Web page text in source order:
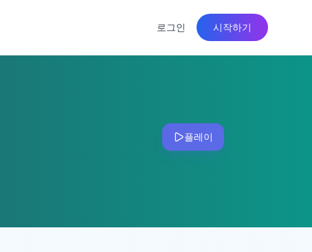
로그인 시작하기
플레이